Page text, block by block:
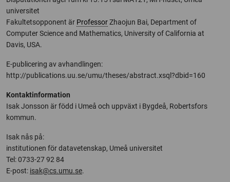
universitet
Fakultetsopponent är ProfessorZhaojun Bai, Department of
Computer Science and Mathematics, University of California at
Davis, USA.
E-publicering av avhandlingen:
http://publications.uu.se/umu/theses/abstract.xsql?dbid=160
Kontaktinformation
Isak Jonsson är född i Umeå och uppväxt i Bygdeå, Robertsfors
kommun.
Isak nås på:
institutionen för datavetenskap, Umeå universitet
Tel: 0733-27 92 84
E-post: isak@cs.umu.se.